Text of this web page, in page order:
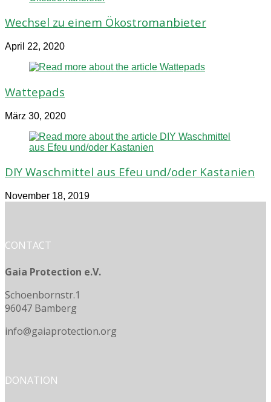
Wechsel zu einem Ökostromanbieter
April 22, 2020
Wattepads
März 30, 2020
DIY Waschmittel aus Efeu und/oder Kastanien
November 18, 2019
CONTACT
Gaia Protection e.V.
Schoenbornstr.1
96047 Bamberg
info@gaiaprotection.org
DONATION